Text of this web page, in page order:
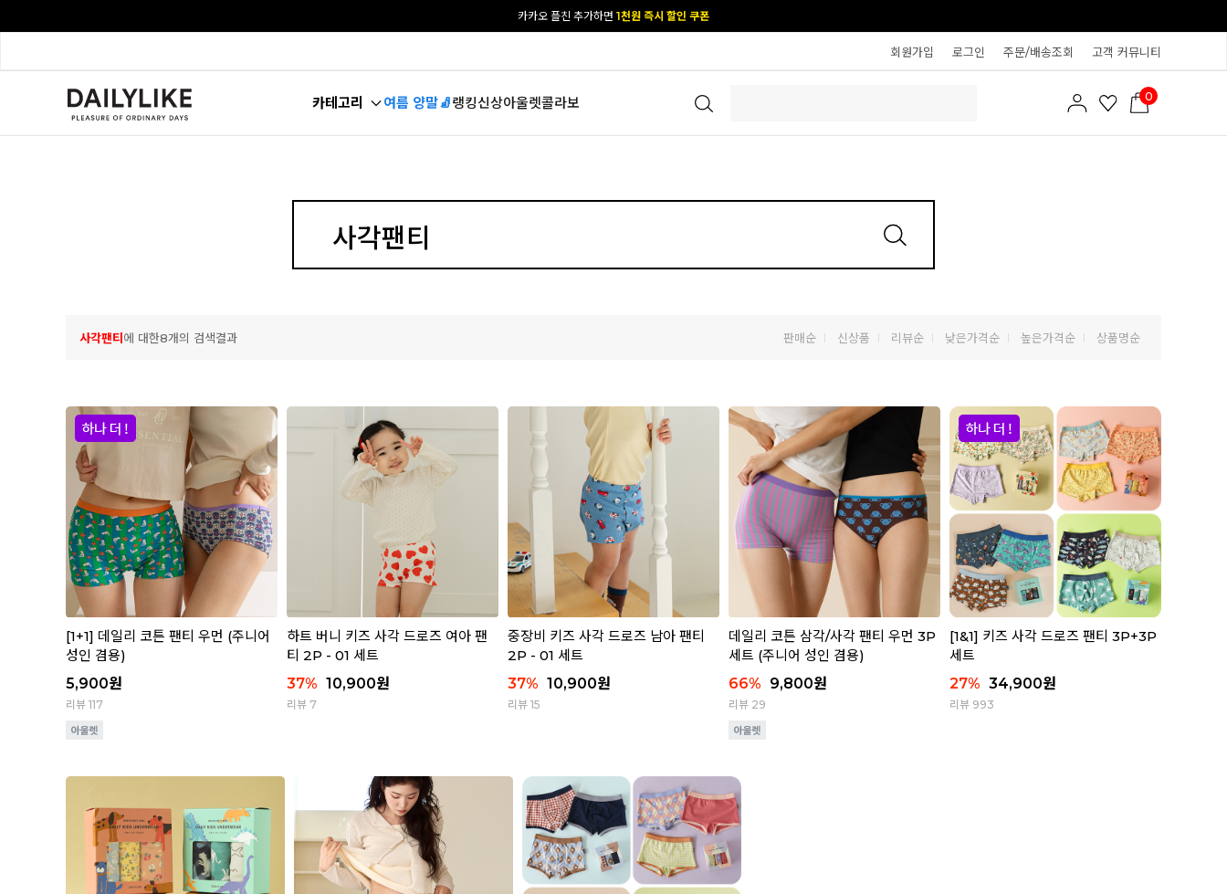
카카오 플친 추가하면 1천원 즉시 할인 쿠폰
회원가입 로그인 주문/배송조회 고객 커뮤니티
카테고리 여름 양말🧦랭킹신상아울렛콜라보 0
사각팬티 에 대한8개의 검색결과 판매순 신상품 리뷰순 낮은가격순 높은가격순 상품명순
[1+1] 데일리 코튼 팬티 우먼 (주니어
성인 겸용)
5,900원
리뷰 117
하트 버니 키즈 사각 드로즈 여아 팬
티 2P - 01 세트
37% 10,900원
리뷰 7
중장비 키즈 사각 드로즈 남아 팬티
2P - 01 세트
37% 10,900원
리뷰 15
데일리 코튼 삼각/사각 팬티 우먼 3P
세트 (주니어 성인 겸용)
66% 9,800원
리뷰 29
[1&1] 키즈 사각 드로즈 팬티 3P+3P
세트
27% 34,900원
리뷰 993